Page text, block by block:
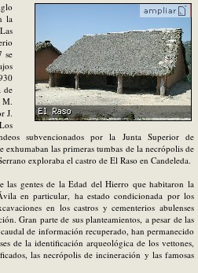
la
se
de
J.
subvencionados por la Junta Superior de
exhumaban las primeras tumbas de la necrópolis de
exploraba el castro de El Raso en Candeleda.
las gentes de la Edad del Hierro que habitaron la
en particular, ha estado condicionada por los
en los castros y cementerios abulenses
Gran parte de sus planteamientos, a pesar de las
de información recuperado, han permanecido
de la identificación arqueológica de los vettones,
las necrópolis de incineración y las famosas